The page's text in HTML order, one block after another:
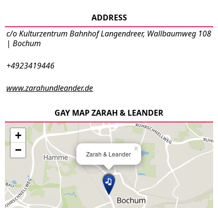
ADDRESS
c/o Kulturzentrum Bahnhof Langendreer, Wallbaumweg 108
| Bochum
+4923419446
www.zarahundleander.de
GAY MAP ZARAH & LEANDER
Zarah & Leander
×
+
−